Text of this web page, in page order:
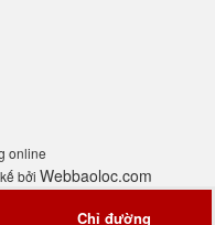
online
bởi Webbaoloc.com
Chỉ đường